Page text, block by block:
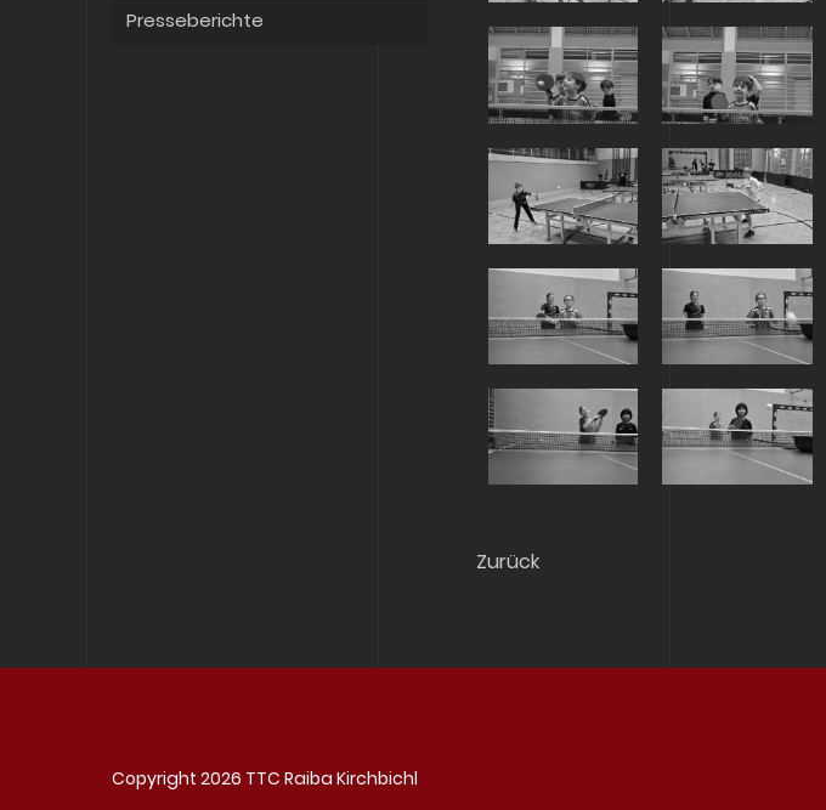
Zurück
Presseberichte
Copyright 2026 TTC Raiba Kirchbichl